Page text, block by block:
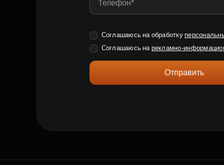
Соглашаюсь на обработку
Соглашаюсь на рекламно-
Отправить